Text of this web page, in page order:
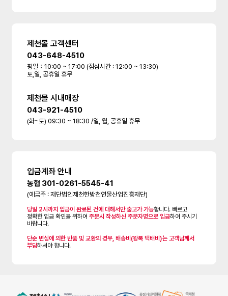
제천몰 고객센터
043-648-4510
평일：10:00 ~ 17:00 (점심시간 : 12:00 ~ 13:30)
토,일, 공휴일 휴무
제천몰 시내매장
043-921-4510
(화~토) 09:30 ~ 18:30 /일, 월, 공휴일 휴무
입금계좌 안내
농협 301-0261-5545-41
(예금주 : 재단법인제천한방천연물산업진흥재단)
당일 2시까지 입금이 완료된 건에 대해서만 출고가 가능합니다. 빠르고
정확한 입금 확인을 위하여주문시 작성하신 주문자명으로 입금하여 주시기
바랍니다.
단순 변심에 의한 반품 및 교환의 경우, 배송비(왕복 택배비)는 고객님께서
부담하셔야 합니다.